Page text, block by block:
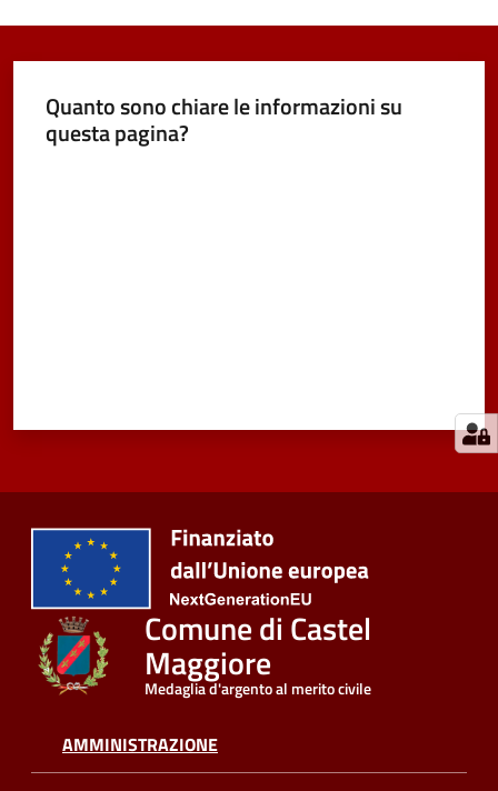
Quanto sono chiare le informazioni su
questa pagina?
Comune di Castel
Maggiore
Medaglia d'argento al merito civile
AMMINISTRAZIONE